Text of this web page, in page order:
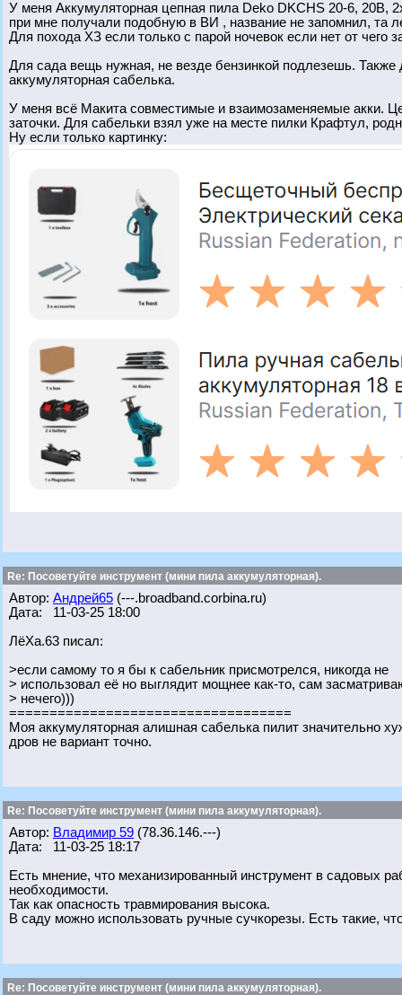
У меня Аккумуляторная цепная пила Deko DKCHS 20-6, 20В,
при мне получали подобную в ВИ , название не запомнил, та
Для похода ХЗ если только с парой ночевок если нет от чего
Для сада вещь нужная, не везде бензинкой подлезешь. Также
аккумуляторная сабелька.
У меня всё Макита совместимые и взаимозаменяемые акки.
заточки. Для сабельки взял уже на месте пилки Крафтул,
Ну если только картинку:
Re: Посоветуйте инструмент (мини пила аккумуляторная).
Автор: Андрей65 (---.broadband.corbina.ru)
Дата: 11-03-25 18:00
ЛёХа.63 писал:
>если самому то я бы к сабельник присмотрелся, никогда не
> использовал её но выглядит мощнее как-то, сам
> нечего)))
===================================
Моя аккумуляторная алишная сабелька пилит значительно
дров не вариант точно.
Re: Посоветуйте инструмент (мини пила аккумуляторная).
Автор: Владимир 59 (78.36.146.---)
Дата: 11-03-25 18:17
Есть мнение, что механизированный инструмент в садовых
необходимости.
Так как опасность травмирования высока.
В саду можно использовать ручные сучкорезы. Есть такие,
Re: Посоветуйте инструмент (мини пила аккумуляторная).